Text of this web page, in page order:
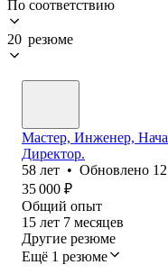
По соответствию
20 резюме
Мастер, Инженер,
Директор.
58 лет • Обновлено
35 000 ₽
Общий опыт
15 лет 7 месяцев
Другие резюме
Ещё 1 резюме